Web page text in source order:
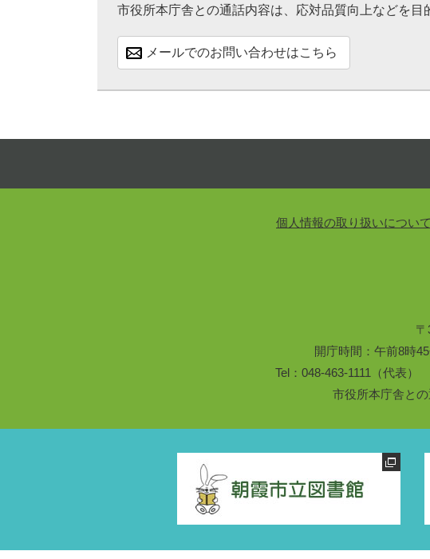
市役所本庁舎との通話内容は、応対品質向上などを目
メールでのお問い合わせはこちら
個人情報の取り扱いについて
開庁時間：午前8時
Tel：048-463-1111（代表
市役所本庁舎と